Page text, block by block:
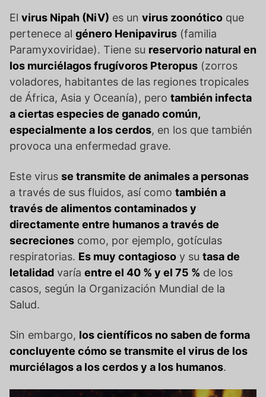
El virus Nipah (NiV) es un virus zoonótico que
pertenece al género Henipavirus (familia
Paramyxoviridae). Tiene su reservorio natural en
los murciélagos frugívoros Pteropus (zorros
voladores, habitantes de las regiones tropicales
de África, Asia y Oceanía), pero también infecta
a ciertas especies de ganado común,
especialmente a los cerdos, en los que también
provoca una enfermedad grave.
Este virus se transmite de animales a personas
a través de sus fluidos, así como también a
través de alimentos contaminados y
directamente entre humanos a través de
secreciones como, por ejemplo, gotículas
respiratorias. Es muy contagioso y su tasa de
letalidad varía entre el 40 % y el 75 % de los
casos, según la Organización Mundial de la
Salud.
Sin embargo, los científicos no saben de forma
concluyente cómo se transmite el virus de los
murciélagos a los cerdos y a los humanos.